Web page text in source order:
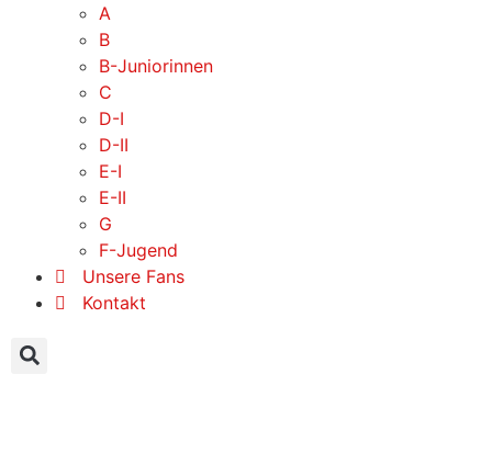
A
B
B-Juniorinnen
C
D-I
D-II
E-I
E-II
G
F-Jugend
Unsere Fans
Kontakt